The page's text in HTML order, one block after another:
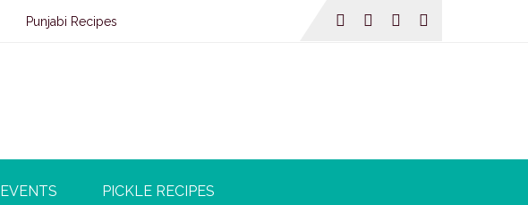
Punjabi Recipes
EVENTS PICKLE RECIPES